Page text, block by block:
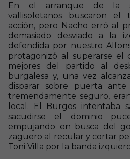
En el arranque de la
vallisoletanos buscaron
acción, pero Nacho erró al
demasiado desviado a la
defendida por nuestro
protagonizó al superarse el
mejores del partido al
burgalesa y, una vez
disparar sobre puerta
tremendamente seguro,
local. El Burgos intentaba
sacudirse el dominio
empujando en busca del
zaguero al recular y cortar
Toni Villa por la banda